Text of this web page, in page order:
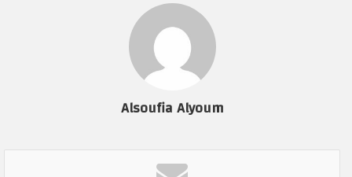
Alsoufia Alyoum